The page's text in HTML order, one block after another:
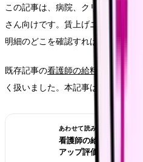
この記事は、病院、クリニック、
さん向けです。賃上げニュースや
明細のどこを確認すればよいかを整
既存記事の看護師の給料は本当に上
く扱いました。本記事は「給与明細
あわせて読みたい
看護師の給料は2026年
アップ評価料・求人票